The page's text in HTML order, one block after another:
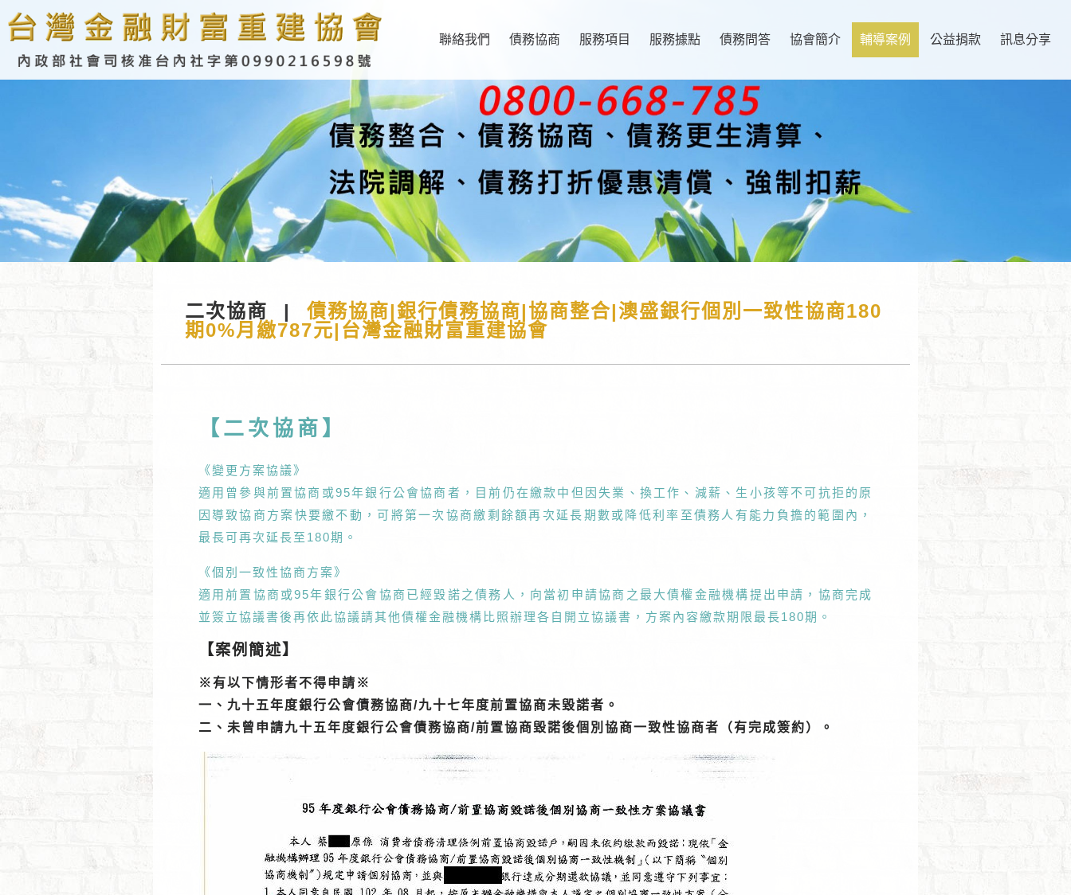
聯絡我們 債務協商 服務項目 服務據點 債務問答 協會簡介 輔導案例 公益捐款 訊息分享
二次協商 |
債務協商|銀行債務協商|協商整合|澳盛銀行個別一致性協商180
期0%月繳787元|台灣金融財富重建協會
【二次協商】
《變更方案協議》
適用曾參與前置協商或95年銀行公會協商者，目前仍在繳款中但因失業、換工作、減薪、生小孩等不可抗拒的原
因導致協商方案快要繳不動，可將第一次協商繳剩餘額再次延長期數或降低利率至債務人有能力負擔的範圍內，
最長可再次延長至180期。
《個別一致性協商方案》
適用前置協商或95年銀行公會協商已經毀諾之債務人，向當初申請協商之最大債權金融機構提出申請，協商完成
並簽立協議書後再依此協議請其他債權金融機構比照辦理各自開立協議書，方案內容繳款期限最長180期。
【案例簡述】
※有以下情形者不得申請※
一、九十五年度銀行公會債務協商/九十七年度前置協商未毀諾者。
二、未曾申請九十五年度銀行公會債務協商/前置協商毀諾後個別協商一致性協商者（有完成簽約）。